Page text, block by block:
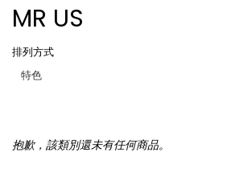
MR US
排列方式
抱歉，該類別還未有任何商品。